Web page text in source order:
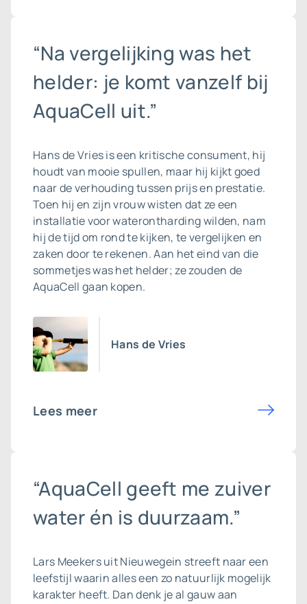
“Na vergelijking was het
helder: je komt vanzelf bij
AquaCell uit.”
Hans de Vries is een kritische consument, hij
houdt van mooie spullen, maar hij kijkt goed
naar de verhouding tussen prijs en prestatie.
Toen hij en zijn vrouw wisten dat ze een
installatie voor waterontharding wilden, nam
hij de tijd om rond te kijken, te vergelijken en
zaken door te rekenen. Aan het eind van die
sommetjes was het helder; ze zouden de
AquaCell gaan kopen.
Hans de Vries
Lees meer
“AquaCell geeft me zuiver
water én is duurzaam.”
Lars Meekers uit Nieuwegein streeft naar een
leefstijl waarin alles een zo natuurlijk mogelijk
karakter heeft. Dan denk je al gauw aan